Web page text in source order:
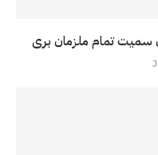
سمیت تمام ملزمان بری